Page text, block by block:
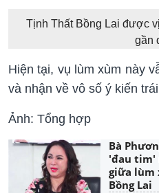
Tịnh Thất Bồng Lai được
gần
Hiện tại, vụ lùm xùm này
và nhận về vô số ý kiến
Ảnh: Tổng hợp
Bà
'đau tim'
giữa lùm
Bồng Lai